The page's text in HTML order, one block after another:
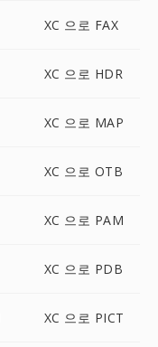
XC 으로 FAX
XC 으로 HDR
XC 으로 MAP
XC 으로 OTB
XC 으로 PAM
XC 으로 PDB
XC 으로 PICT